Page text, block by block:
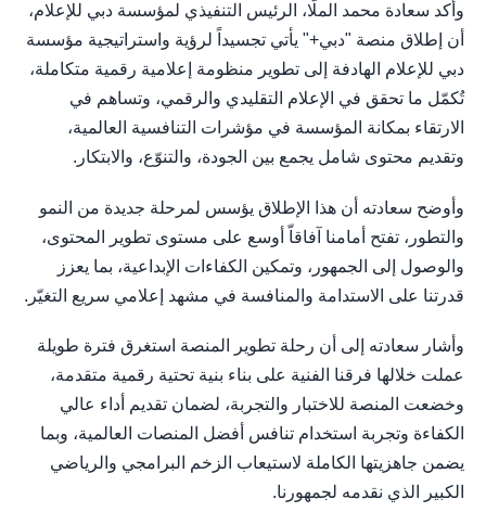
وأكد سعادة محمد الملّا، الرئيس التنفيذي لمؤسسة دبي للإعلام،
أن إطلاق منصة "دبي+" يأتي تجسيداً لرؤية واستراتيجية مؤسسة
دبي للإعلام الهادفة إلى تطوير منظومة إعلامية رقمية متكاملة،
تُكمّل ما تحقق في الإعلام التقليدي والرقمي، وتساهم في
الارتقاء بمكانة المؤسسة في مؤشرات التنافسية العالمية،
وتقديم محتوى شامل يجمع بين الجودة، والتنوّع، والابتكار.
وأوضح سعادته أن هذا الإطلاق يؤسس لمرحلة جديدة من النمو
والتطور، تفتح أمامنا آفاقاّ أوسع على مستوى تطوير المحتوى،
والوصول إلى الجمهور، وتمكين الكفاءات الإبداعية، بما يعزز
قدرتنا على الاستدامة والمنافسة في مشهد إعلامي سريع التغيّر.
وأشار سعادته إلى أن رحلة تطوير المنصة استغرق فترة طويلة
عملت خلالها فرقنا الفنية على بناء بنية تحتية رقمية متقدمة،
وخضعت المنصة للاختبار والتجربة، لضمان تقديم أداء عالي
الكفاءة وتجربة استخدام تنافس أفضل المنصات العالمية، وبما
يضمن جاهزيتها الكاملة لاستيعاب الزخم البرامجي والرياضي
الكبير الذي نقدمه لجمهورنا.